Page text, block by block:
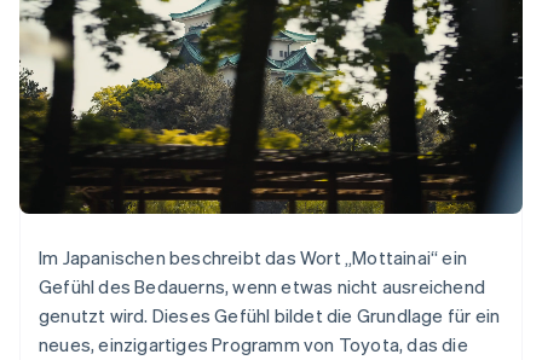
Betrugsprävention
Atlas
Start-up-Gründung
Climate
CO₂-Entnahme
Stripe-Sessions 2026
Erfahren Sie, wie Stripe Lösungen für die
Jetzt ansehen
Ecosystem
Partner
Stripe App-Marktplatz
Im Japanischen beschreibt das Wort „Mottainai“ ein
Gefühl des Bedauerns, wenn etwas nicht ausreichend
genutzt wird. Dieses Gefühl bildet die Grundlage für ein
neues, einzigartiges Programm von Toyota, das die